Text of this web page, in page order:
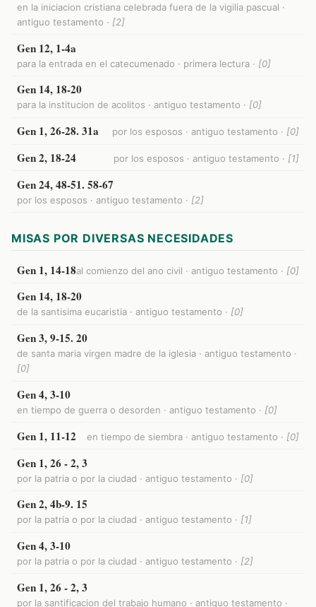
en la iniciacion cristiana celebrada fuera de la vigilia pascual ·
antiguo testamento · [2]
Gen 12, 1-4a
para la entrada en el catecumenado · primera lectura · [0]
Gen 14, 18-20
para la institucion de acolitos · antiguo testamento · [0]
Gen 1, 26-28. 31a por los esposos · antiguo testamento · [0]
Gen 2, 18-24 por los esposos · antiguo testamento · [1]
Gen 24, 48-51. 58-67
por los esposos · antiguo testamento · [2]
MISAS POR DIVERSAS NECESIDADES
Gen 1, 14-18al comienzo del ano civil · antiguo testamento · [0]
Gen 14, 18-20
de la santisima eucaristia · antiguo testamento · [0]
Gen 3, 9-15. 20
de santa maria virgen madre de la iglesia · antiguo testamento ·
[0]
Gen 4, 3-10
en tiempo de guerra o desorden · antiguo testamento · [0]
Gen 1, 11-12 en tiempo de siembra · antiguo testamento · [0]
Gen 1, 26 - 2, 3
por la patria o por la ciudad · antiguo testamento · [0]
Gen 2, 4b-9. 15
por la patria o por la ciudad · antiguo testamento · [1]
Gen 4, 3-10
por la patria o por la ciudad · antiguo testamento · [2]
Gen 1, 26 - 2, 3
por la santificacion del trabajo humano · antiguo testamento ·